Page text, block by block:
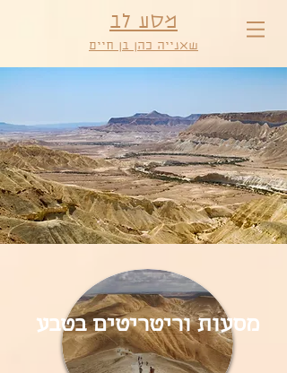
מסע לב
שאנייה כהן בן חיים
מסעות וריטריטים בטבע